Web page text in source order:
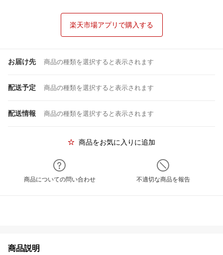
楽天市場アプリで購入する
お届け先 商品の種類を選択すると表示されます
配送予定 商品の種類を選択すると表示されます
配送情報 商品の種類を選択すると表示されます
商品をお気に入りに追加
商品についての問い合わせ 不適切な商品を報告
商品説明